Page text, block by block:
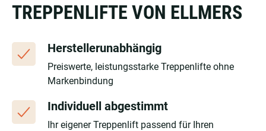
TREPPENLIFTE VON ELLMERS
Herstellerunabhängig
Preiswerte, leistungsstarke Treppenlifte ohne
Markenbindung
Individuell abgestimmt
Ihr eigener Treppenlift passend für Ihren